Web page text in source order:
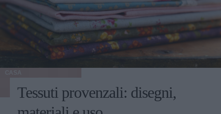
Tessuti provenzali: disegni,